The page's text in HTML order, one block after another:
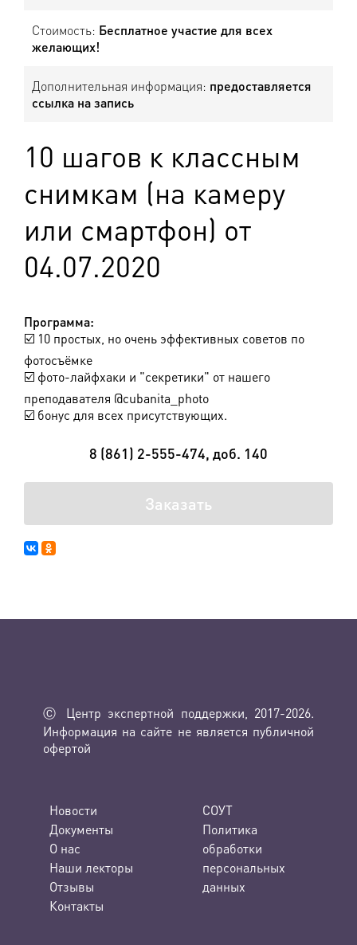
Стоимость: Бесплатное участие для всех
желающих!
Дополнительная информация: предоставляется
ссылка на запись
10 шагов к классным
снимкам (на камеру
или смартфон) от
04.07.2020
Программа:
☑️ 10 простых, но очень эффективных советов по
фотосъёмке
☑️ фото-лайфхаки и "секретики" от нашего
преподавателя @cubanita_photo
☑️ бонус для всех присутствующих.
8 (861) 2-555-474, доб. 140
Заказать
Ⓒ Центр экспертной поддержки, 2017-2026.
Информация на сайте не является публичной
офертой
Новости
Документы
О нас
Наши лекторы
Отзывы
Контакты
СОУТ
Политика
обработки
персональных
данных